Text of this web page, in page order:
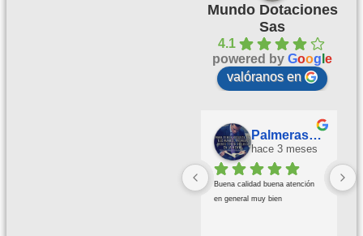
Mundo Dotaciones
Sas
4.1
powered by Goog e
valóranos en
Palmeras Doradas
hace 3 meses
Buena calidad buena atención
en general muy bien